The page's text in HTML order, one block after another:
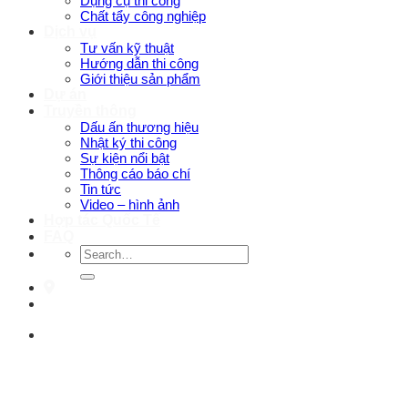
Chất tẩy công nghiệp
Tư vấn kỹ thuật
Hướng dẫn thi công
Giới thiệu sản phẩm
Dấu ấn thương hiệu
Nhật ký thi công
Sự kiện nổi bật
Thông cáo báo chí
Tin tức
Video – hình ảnh
Search
for: